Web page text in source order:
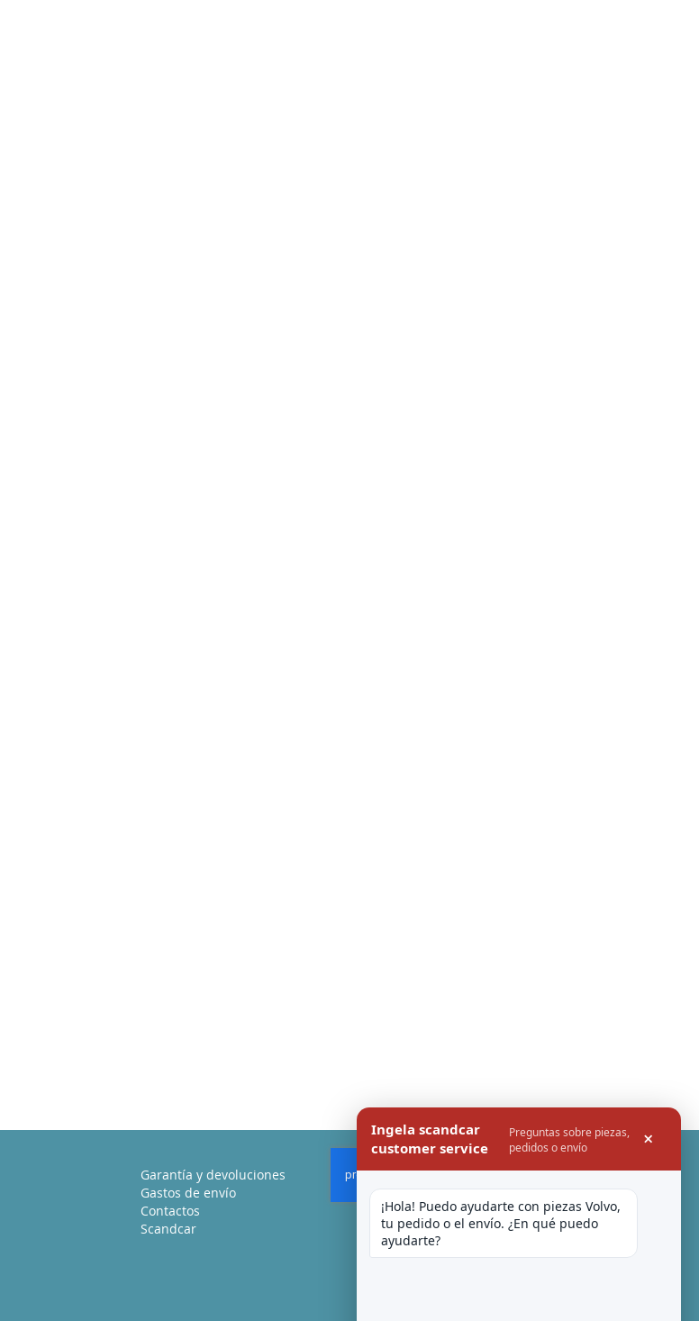
Garantía y devoluciones
Gastos de envío
Contactos
Scandcar
Ingela scandcar
customer service
Preguntas sobre piezas,
pedidos o envío
×
¡Hola! Puedo ayudarte con piezas Volvo,
tu pedido o el envío. ¿En qué puedo
ayudarte?